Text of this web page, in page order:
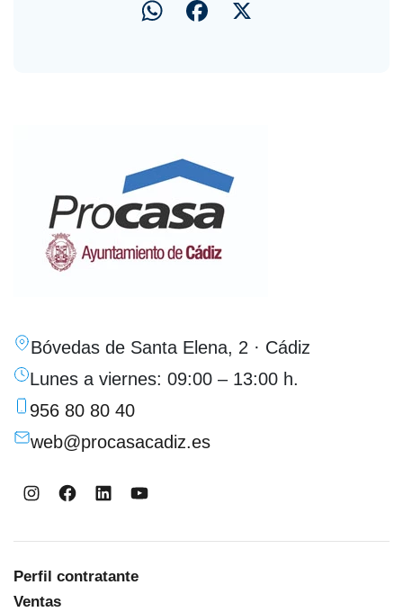
WhatsAppFacebook
Bóvedas de Santa Elena, 2 · Cádiz
Lunes a viernes: 09:00 – 13:00 h.
956 80 80 40
web@procasacadiz.es
Instagram
Facebook
LinkedInYouTube
Perfil contratante
Ventas